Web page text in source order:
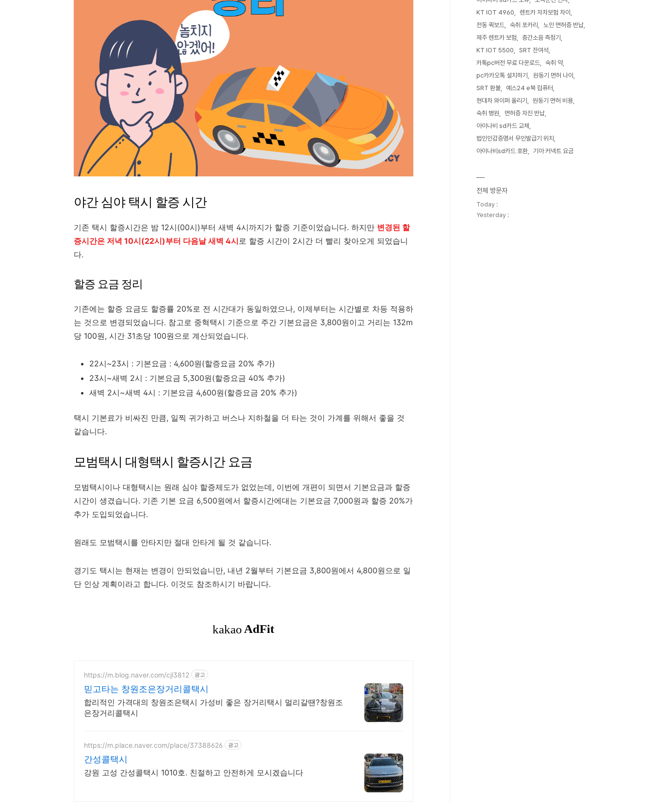
야간 심야 택시 할증 시간
기존 택시 할증시간은 밤 12시(00시)부터 새벽 4시까지가 할증 기준이었습니다. 하지만 변경된 할
증시간은 저녁 10시(22시)부터 다음날 새벽 4시로 할증 시간이 2시간 더 빨리 찾아오게 되었습니
다.
할증 요금 정리
기존에는 할증 요금도 할증률 20%로 전 시간대가 동일하였으나, 이제부터는 시간별로 차등 적용하
는 것으로 변경되었습니다. 참고로 중혁택시 기준으로 주간 기본요금은 3,800원이고 거리는 132m
당 100원, 시간 31초당 100원으로 계산되었습니다.
22시~23시 : 기본요금 : 4,600원(할증요금 20% 추가)
23시~새벽 2시 : 기본요금 5,300원(할증요금 40% 추가)
새벽 2시~새벽 4시 : 기본요금 4,600원(할증요금 20% 추가)
택시 기본료가 비싸진 만큼, 일찍 귀가하고 버스나 지하철을 더 타는 것이 가계를 위해서 좋을 것
같습니다.
모범택시 대형택시 할증시간 요금
모범택시이나 대형택시는 원래 심야 할증제도가 없었는데, 이번에 개편이 되면서 기본요금과 할증
시간이 생겼습니다. 기존 기본 요금 6,500원에서 할증시간에대는 기본요금 7,000원과 할증 20%가
추가 도입되었습니다.
원래도 모범택시를 안타지만 절대 안타게 될 것 같습니다.
경기도 택시는 현재는 변경이 안되었습니만, 내년 2월부터 기본요금 3,800원에서 4,800원으로 일
단 인상 계획이라고 합니다. 이것도 참조하시기 바랍니다.
https://m.blog.naver.com/cjl3812 광고
믿고타는 창원조은장거리콜택시
합리적인 가격대의 창원조은택시 가성비 좋은 장거리택시 멀리갈땐?창원조
은장거리콜택시
https://m.place.naver.com/place/37388626 광고
간성콜택시
강원 고성 간성콜택시 1010호. 친절하고 안전하게 모시겠습니다
KT IOT 4960
렌트카 자차보험 차이
전동 퀵보드
숙취 포카리
노인 면허증 반납
제주 렌트카 보험
층간소음 측정기
KT IOT 5500
SRT 잔여석
카톡pc버전 무료 다운로드
숙취 약
pc카카오톡 설치하기
원동기 면허 나이
SRT 환불
예스24 e북 컴퓨터
현대차 와이퍼 올리기
원동기 면허 비용
숙취 병원
면허증 자진 반납
아이나비 sd카드 교체
법인인감증명서 무인발급기 위치
아이나비sd카드 호환
기아 커넥트 요금
전체 방문자
Today :
Yesterday :